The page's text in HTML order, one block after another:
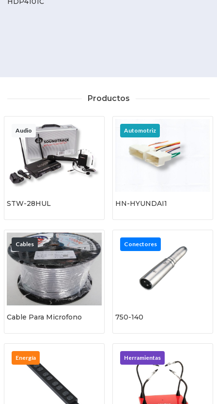
Productos
Audio
STW-28HUL
Automotriz
HN-HYUNDAI1
Cables
Cable Para Microfono
Conectores
750-140
Energía Herramientas